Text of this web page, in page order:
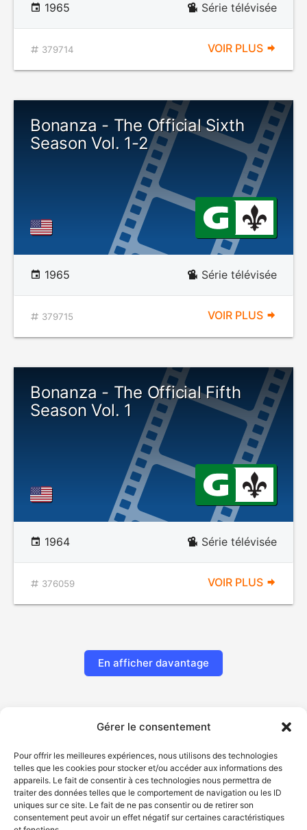
Gérer le consentement
Pour offrir les meilleures expériences, nous utilisons des technologies
telles que les cookies pour stocker et/ou accéder aux informations des
appareils. Le fait de consentir à ces technologies nous permettra de
traiter des données telles que le comportement de navigation ou les ID
uniques sur ce site. Le fait de ne pas consentir ou de retirer son
consentement peut avoir un effet négatif sur certaines caractéristiques
1965 Série télévisée
379714 VOIR PLUS
Bonanza - The Official Sixth
Season Vol. 1-2
1965 Série télévisée
379715 VOIR PLUS
Bonanza - The Official Fifth
Season Vol. 1
1964 Série télévisée
376059 VOIR PLUS
En afficher davantage
© Gouvernement du Québec, 2026